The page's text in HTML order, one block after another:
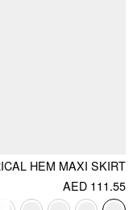
AED 111.55